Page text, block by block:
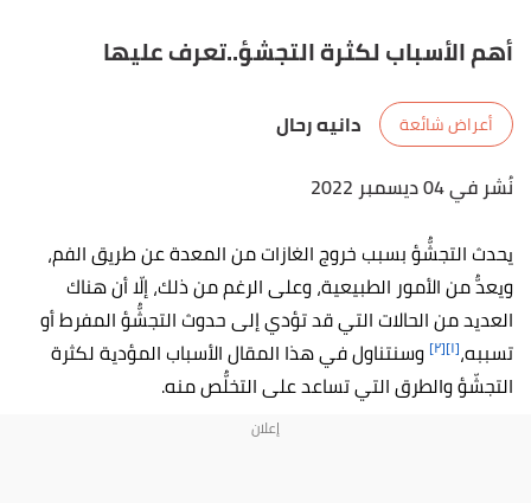
أهم الأسباب لكثرة التجشؤ..تعرف عليها
أعراض شائعة
دانيه رحال
نُشر في 04 ديسمبر 2022
يحدث التجشُّؤ بسبب خروج الغازات من المعدة عن طريق الفم،
ويعدُّ من الأمور الطبيعية، وعلى الرغم من ذلك، إلّا أن هناك
العديد من الحالات التي قد تؤدي إلى حدوث التجشُّؤ المفرط أو
تسببه،[١] [٢]
وسنتناول في هذا المقال الأسباب المؤدية لكثرة
التجشّؤ والطرق التي تساعد على التخلُّص منه.